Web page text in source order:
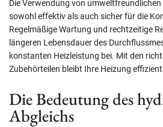
Die Verwendung von
sowohl effektiv als auch sicher für die
Regelmäßige Wartung und rechtzeitige
längeren Lebensdauer des
konstanten Heizleistung bei. Mit den
Zubehörteilen bleibt Ihre Heizung
Die Bedeutung des
Abgleichs